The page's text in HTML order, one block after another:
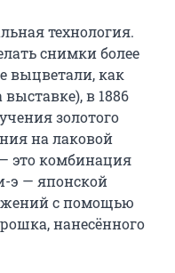
технология.
снимки более
выцветали, как
выставке), в 1886
золотого
на лаковой
это комбинация
э — японской
с помощью
нанесённого